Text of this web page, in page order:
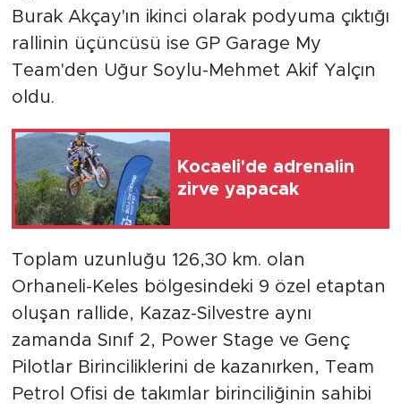
Burak Akçay'ın ikinci olarak podyuma çıktığı
rallinin üçüncüsü ise GP Garage My
Team'den Uğur Soylu-Mehmet Akif Yalçın
oldu.
Kocaeli'de adrenalin
zirve yapacak
Toplam uzunluğu 126,30 km. olan
Orhaneli-Keles bölgesindeki 9 özel etaptan
oluşan rallide, Kazaz-Silvestre aynı
zamanda Sınıf 2, Power Stage ve Genç
Pilotlar Birinciliklerini de kazanırken, Team
Petrol Ofisi de takımlar birinciliğinin sahibi